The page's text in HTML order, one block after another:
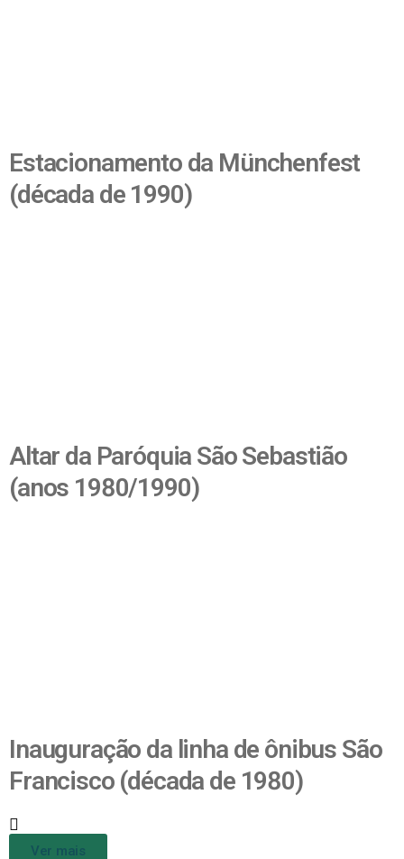
Estacionamento da Münchenfest
(década de 1990)
Altar da Paróquia São Sebastião
(anos 1980/1990)
Inauguração da linha de ônibus São
Francisco (década de 1980)
Ver mais